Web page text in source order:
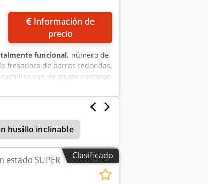
precio
funcional, número de
fresadora de barras redondas,
son de ajuste continuo
del cabezal de
Akasr
husillo inclinable
Clasificado
estado SUPER